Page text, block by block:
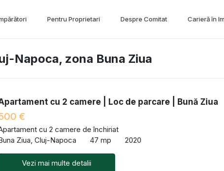
Pentru Proprietari Despre Comitat Carieră în
Napoca, zona Buna Ziua
cu 2 camere | Loc de parcare | Bună Ziua
€
cu 2 camere de închiriat
Ziua, Cluj-Napoca
47 mp 2020
Vezi mai multe detalii